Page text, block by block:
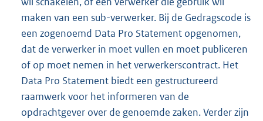
maken van een sub-verwerker. Bij de Gedragscode is
een zogenoemd Data Pro Statement opgenomen,
dat de verwerker in moet vullen en moet publiceren
of op moet nemen in het verwerkerscontract. Het
Data Pro Statement biedt een gestructureerd
raamwerk voor het informeren van de
opdrachtgever over de genoemde zaken. Verder zijn